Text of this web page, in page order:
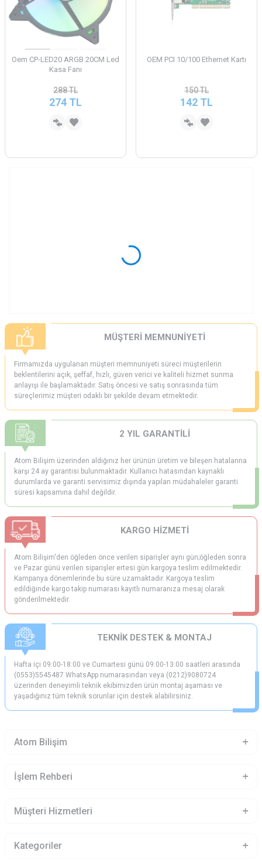
Oem CP-LED20 ARGB 20CM Led
Kasa Fanı
288TL
274 TL
OEM PCI 10/100 Ethernet Kartı
150TL
142 TL
MÜŞTERİ MEMNUNİYETİ
Firmamızda uygulanan müşteri memnuniyeti süreci müşterilerin
beklentilerini açık, şeffaf, hızlı, güven verici ve kaliteli hizmet sunma
anlayışı ile başlamaktadır. Satış öncesi ve satış sonrasında tüm
süreçlerimiz müşteri odaklı bir şekilde devam etmektedir.
2 YIL GARANTİLİ
Atom Bilişim üzerinden aldığınız her ürünün üretim ve bileşen hatalarına
karşı 24 ay garantisi bulunmaktadır. Kullanıcı hatasından kaynaklı
durumlarda ve garanti servisimiz dışında yapılan müdahaleler garanti
süresi kapsamına dahil değildir.
KARGO HİZMETİ
Atom Bilişim'den öğleden önce verilen siparişler aynı gün;öğleden sonra
ve Pazar günü verilen siparişler ertesi gün kargoya teslim edilmektedir.
Kampanya dönemlerinde bu süre uzamaktadır. Kargoya teslim
edildiğinde kargo takip numarası kayıtlı numaranıza mesaj olarak
gönderilmektedir.
TEKNİK DESTEK & MONTAJ
Hafta içi 09:00-18:00 ve Cumartesi günü 09:00-13:00 saatleri arasında
(0553)5545487 WhatsApp numarasından veya (0212)9080724
üzerinden deneyimli teknik ekibimizden ürün montaj aşaması ve
yaşadığınız tüm teknik sorunlar için destek alabilirsiniz.
Atom Bilişim
İşlem Rehberi
Müşteri Hizmetleri
Kategoriler